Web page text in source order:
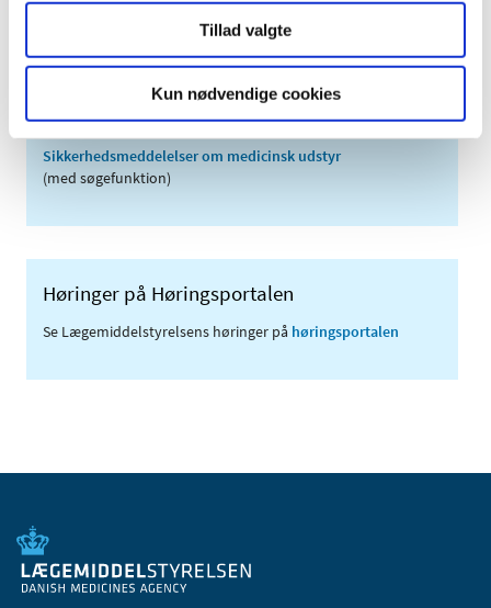
Tillad valgte
Kun nødvendige cookies
Links
Meddelelser om forsyning af medicin til mennesker og dyr
(med søgefunktion)
Sikkerhedsmeddelelser om medicinsk udstyr
(med søgefunktion)
Høringer på Høringsportalen
Se Lægemiddelstyrelsens høringer på høringsportalen